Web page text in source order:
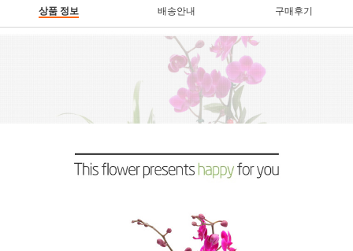
상품 정보 배송안내 구매후기